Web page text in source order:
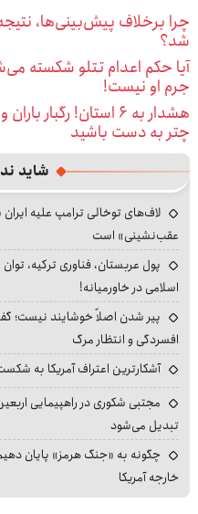
چرا برخلاف پیش‌بینی‌ها،
شد؟
آیا حکم اعدام تتلو شکسته
جرم او نیست!
هشدار به ۶ استان!
چتر به دست باشید
شاید
لاف‌های توخالی ترامپ علیه
عقب‌نشینی» است
پول عربستان، فناوری ترکیه،
اسلامی در خاورمیانه!
پیر شدن اصلاً خوشایند نیست؛
افسردگی و انتظار مرگ
آشکارترین اعتراف آمریکا به شکست
مجتبی شکوری در راهپیمایی
تبدیل می‌شود
چگونه به «جنگ هرمز» پایان
خارجه آمریکا